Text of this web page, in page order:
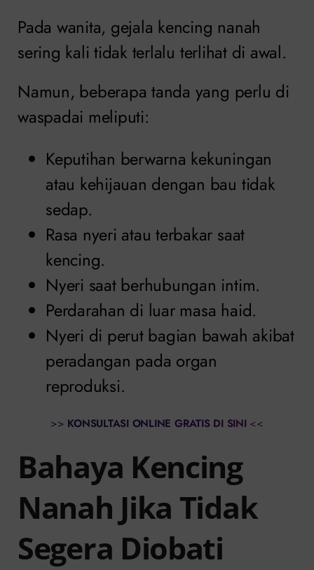
Pada wanita, gejala kencing nanah
sering kali tidak terlalu terlihat di awal.
Namun, beberapa tanda yang perlu di
waspadai meliputi:
Keputihan berwarna kekuningan
atau kehijauan dengan bau tidak
sedap.
Rasa nyeri atau terbakar saat
kencing.
Nyeri saat berhubungan intim.
Perdarahan di luar masa haid.
Nyeri di perut bagian bawah akibat
peradangan pada organ
reproduksi.
>> KONSULTASI ONLINE GRATIS DI SINI <<
Bahaya Kencing
Nanah Jika Tidak
Segera Diobati